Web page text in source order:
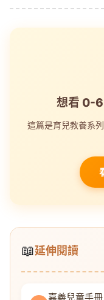
想看 0-6
這篇是育兒教養系
📖延伸閱讀
嘉義兒童手